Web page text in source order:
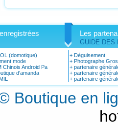
Les
GUIDE DES
(domotique)
mode
Chinois Android Pa
d'amanda
+ Déguisement
+ Photographe
+ partenaire
+ partenaire
+ partenaire
Boutique en